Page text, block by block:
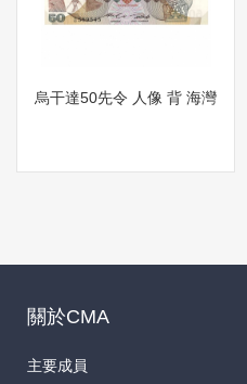
烏干達50先令 人像 背 海灣
關於CMA
主要成員